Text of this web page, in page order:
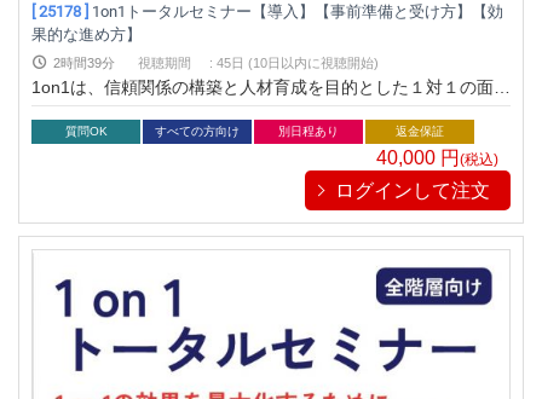
[ 25178 ] 1on1トータルセミナー【導入】【事前準備と受け方】【効
果的な進め方】
2時間39分 視聴期間 : 45日 (10日以内に視聴開始)
1on1は、信頼関係の構築と人材育成を目的とした１対１の面談
です。1on1によって主体的に考え、行動する人材を育成するこ
とが可能であり、組織の生産性向上にもつながります。実施側
として押さえておきたいポイントをお伝えします。
質問OK すべての方向け 別日程あり 返金保証
40,000 円 (税込)
ログインして注文